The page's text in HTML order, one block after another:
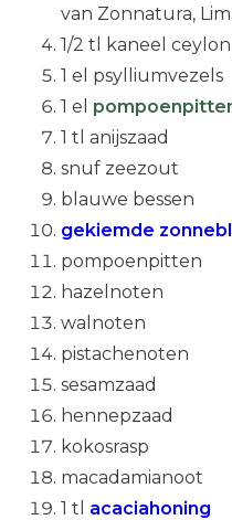
van Zonnatura,
1/2 tl kaneel
1 el psylliumvezels
1 el
1 tl anijszaad
snuf zeezout
blauwe bessen
gekiemde
pompoenpitten
hazelnoten
walnoten
pistachenoten
sesamzaad
hennepzaad
kokosrasp
macadamianoot
1 tl acaciahoning